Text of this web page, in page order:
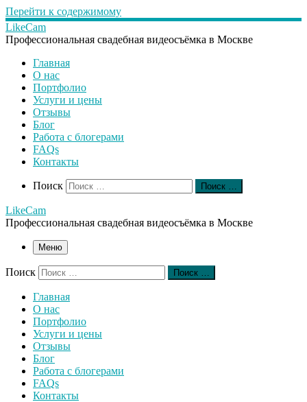
Перейти к содержимому
LikeCam
Профессиональная свадебная видеосъёмка в Москве
Главная
О нас
Портфолио
Услуги и цены
Отзывы
Блог
Работа с блогерами
FAQs
Контакты
Search
Поиск Поиск …
LikeCam
Профессиональная свадебная видеосъёмка в Москве
Меню
Поиск Поиск …
Главная
О нас
Портфолио
Услуги и цены
Отзывы
Блог
Работа с блогерами
FAQs
Контакты